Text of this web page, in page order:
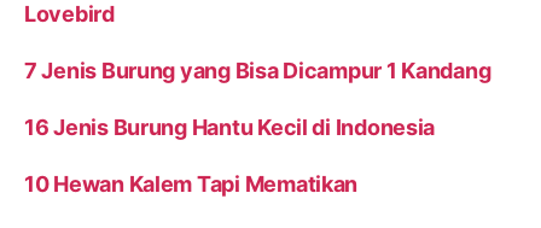
Lovebird
7 Jenis Burung yang Bisa Dicampur 1 Kandang
16 Jenis Burung Hantu Kecil di Indonesia
10 Hewan Kalem Tapi Mematikan